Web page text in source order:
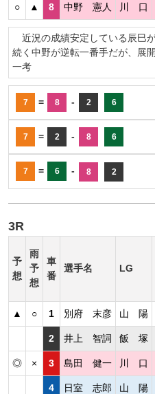
○ ▲ 8 中野 憲人 川 口
近況の成績安定している辰巳
続く中野が逆転一番手だが、展
一考
7 = 8 - 2 6
7 = 2 - 8 6
7 = 6 - 8 2
3R
予
想
雨
予
想
車
番
選手名 LG
▲ ○ 1 別府 末彦 山 陽
2 井上 智詞 飯 塚
◎ × 3 島田 健一 川 口
4 日室 志郎 山 陽